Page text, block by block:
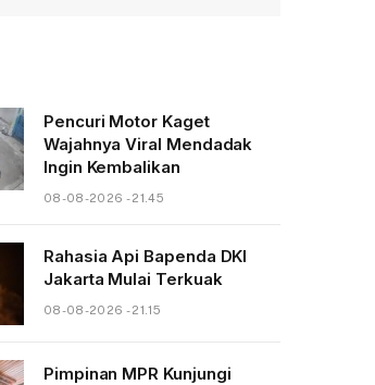
Pencuri Motor Kaget
Wajahnya Viral Mendadak
Ingin Kembalikan
08-08-2026 - 21.45
Rahasia Api Bapenda DKI
Jakarta Mulai Terkuak
08-08-2026 - 21.15
Pimpinan MPR Kunjungi